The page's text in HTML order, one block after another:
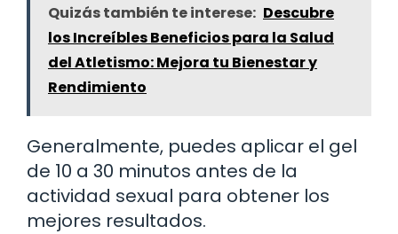
Quizás también te interese: Descubre
los Increíbles Beneficios para la Salud
del Atletismo: Mejora tu Bienestar y
Rendimiento
Generalmente, puedes aplicar el gel
de 10 a 30 minutos antes de la
actividad sexual para obtener los
mejores resultados.